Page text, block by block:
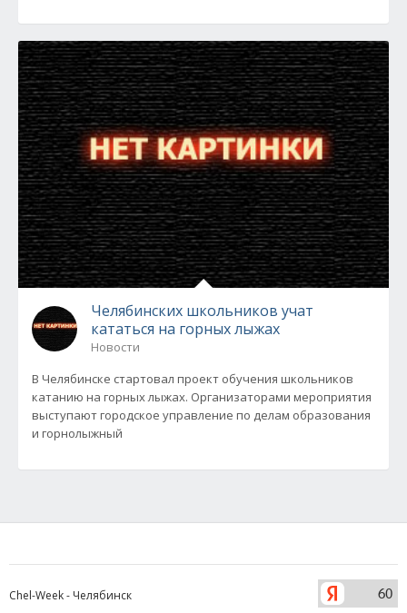
Челябинских школьников учат
кататься на горных лыжах
Новости
В Челябинске стартовал проект обучения школьников
катанию на горных лыжах. Организаторами мероприятия
выступают городское управление по делам образования
и горнолыжный
Chel-Week - Челябинск